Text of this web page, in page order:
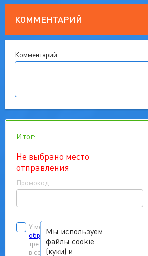
КОММЕНТАРИЙ
Комментарий
Итог:
Не выбрано место
отправления
Промокод
У меня есть
обработку персональных данных
третьих лиц
в соответствии с Федеральным
Мы используем
файлы cookie
(куки) и